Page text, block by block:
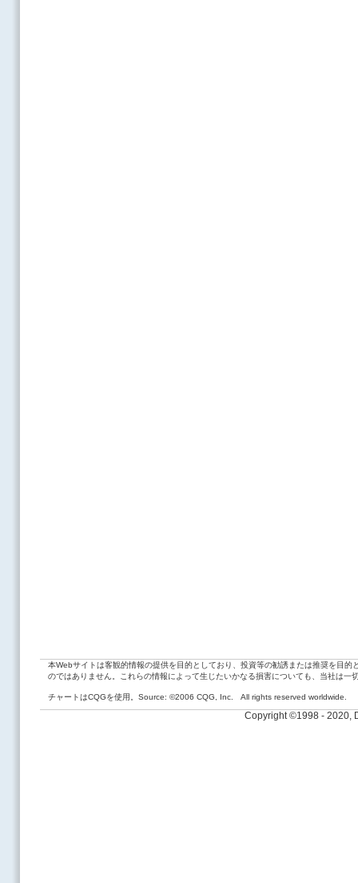
本Webサイトは客観的情報の提供を目的としており、投資等の勧誘または推奨を目
のではありません。これらの情報によって生じたいかなる損害についても、当社は一
チャートはCQGを使用。Source: ©2006 CQG, Inc. All rights reserved worldwide.
Copyright ©1998 - 2020,